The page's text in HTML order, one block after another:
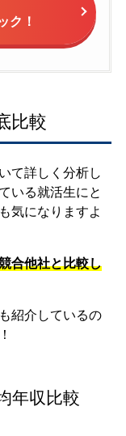
ク！
比較
て詳しく分析し
いる就活生にと
気になりますよ
合他社と比較し
紹介しているの
年収比較